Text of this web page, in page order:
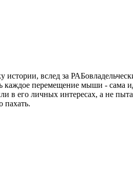
вслед за
перемещение мыши - сама
в его личных интересах, а не
пахать.